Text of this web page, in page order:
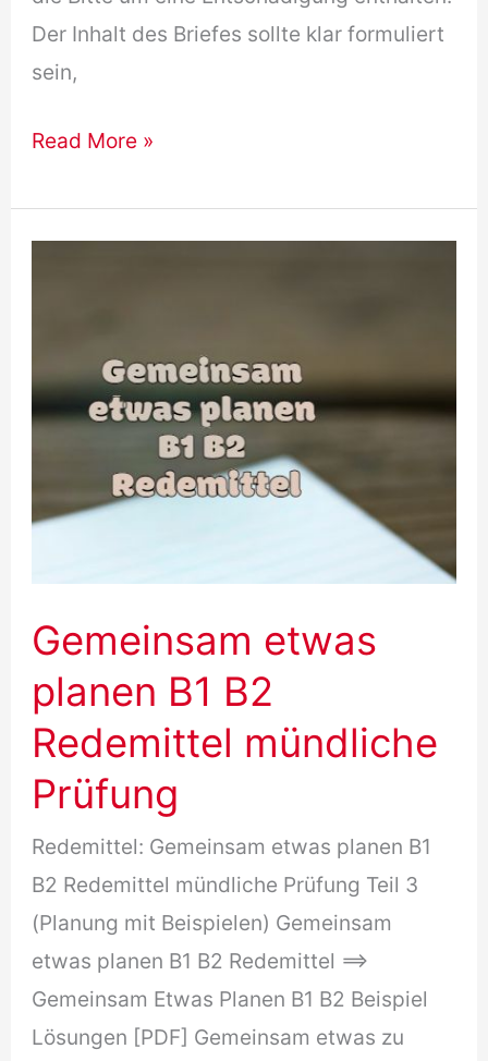
Der Inhalt des Briefes sollte klar formuliert
sein,
Reklamation
B1
Prüfung
Read More »
Gemeinsam etwas
planen B1 B2
Redemittel mündliche
Prüfung
Redemittel: Gemeinsam etwas planen B1
B2 Redemittel mündliche Prüfung Teil 3
(Planung mit Beispielen) Gemeinsam
etwas planen B1 B2 Redemittel ==>
Gemeinsam Etwas Planen B1 B2 Beispiel
Lösungen [PDF] Gemeinsam etwas zu